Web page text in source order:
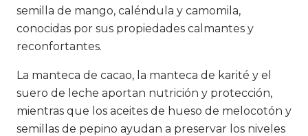
semilla de mango, caléndula y camomila,
conocidas por sus propiedades calmantes y
reconfortantes.
La manteca de cacao, la manteca de karité y el
suero de leche aportan nutrición y protección,
mientras que los aceites de hueso de melocotón y
semillas de pepino ayudan a preservar los niveles